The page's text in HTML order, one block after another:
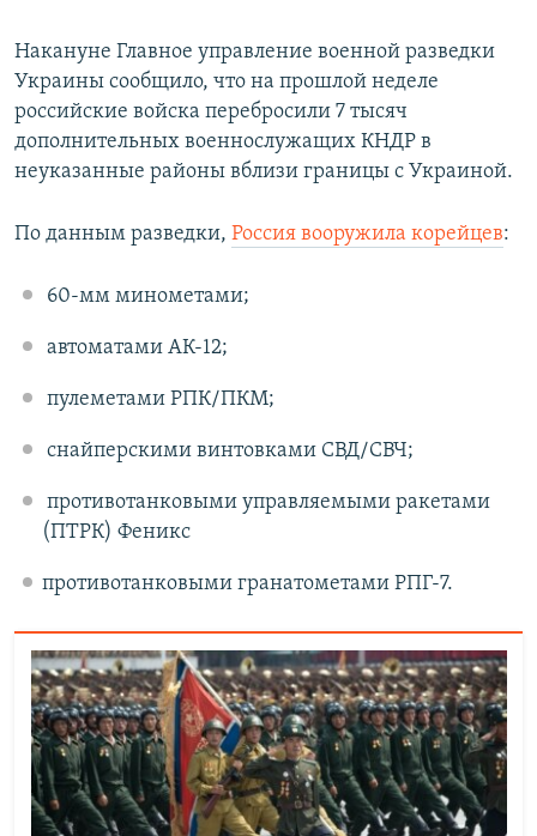
Накануне Главное управление военной разведки
Украины сообщило, что на прошлой неделе
российские войска перебросили 7 тысяч
дополнительных военнослужащих КНДР в
неуказанные районы вблизи границы с Украиной.
По данным разведки, Россия вооружила корейцев:
60-мм минометами;
автоматами АК-12;
пулеметами РПК/ПКМ;
снайперскими винтовками СВД/СВЧ;
противотанковыми управляемыми ракетами
(ПТРК) Феникс
противотанковыми гранатометами РПГ-7.